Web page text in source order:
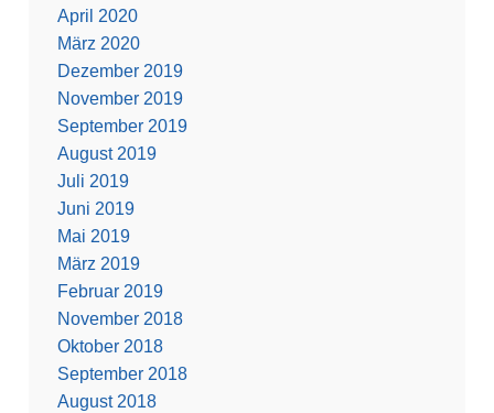
April 2020
März 2020
Dezember 2019
November 2019
September 2019
August 2019
Juli 2019
Juni 2019
Mai 2019
März 2019
Februar 2019
November 2018
Oktober 2018
September 2018
August 2018